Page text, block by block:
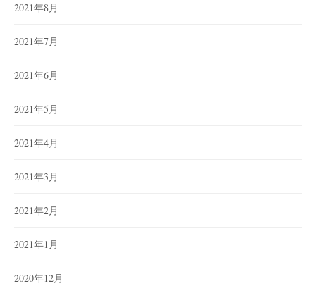
2021年8月
2021年7月
2021年6月
2021年5月
2021年4月
2021年3月
2021年2月
2021年1月
2020年12月